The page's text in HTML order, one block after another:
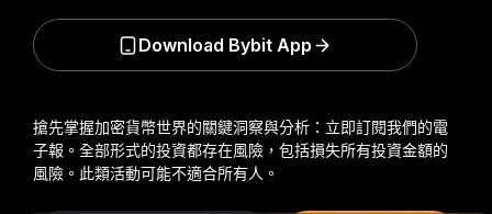
搶先掌握加密貨幣世界的關鍵洞察與分析：立即訂閱我們的電
子報。 全部形式的投資都存在風險，包括損失所有投資金額的
風險。此類活動可能不適合所有人。
Download Bybit App